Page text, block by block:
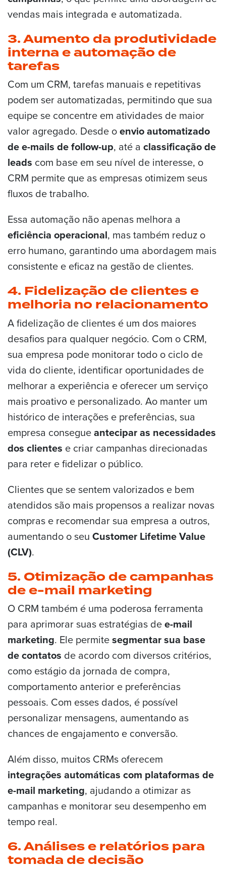
vendas mais integrada e automatizada​.
3. Aumento da produtividade
interna e automação de
tarefas
Com um CRM, tarefas manuais e repetitivas
podem ser automatizadas, permitindo que sua
equipe se concentre em atividades de maior
valor agregado. Desde oenvio automatizado
de e-mails de follow-up, até a classificação de
leads com base em seu nível de interesse, o
CRM permite que as empresas otimizem seus
fluxos de trabalho.
Essa automação não apenas melhora a
eficiência operacional, mas também reduz o
erro humano, garantindo uma abordagem mais
consistente e eficaz na gestão de clientes.
4. Fidelização de clientes e
melhoria no relacionamento
A fidelização de clientes é um dos maiores
desafios para qualquer negócio. Com o CRM,
sua empresa pode monitorar todo o ciclo de
vida do cliente, identificar oportunidades de
melhorar a experiência e oferecer um serviço
mais proativo e personalizado. Ao manter um
histórico de interações e preferências, sua
empresa consegueantecipar as necessidades
dos clientes e criar campanhas direcionadas
para reter e fidelizar o público.
Clientes que se sentem valorizados e bem
atendidos são mais propensos a realizar novas
compras e recomendar sua empresa a outros,
aumentando o seu Customer Lifetime Value
(CLV).
5. Otimização de campanhas
de e-mail marketing
O CRM também é uma poderosa ferramenta
para aprimorar suas estratégias dee-mail
marketing. Ele permitesegmentar sua base
de contatos de acordo com diversos critérios,
como estágio da jornada de compra,
comportamento anterior e preferências
pessoais. Com esses dados, é possível
personalizar mensagens, aumentando as
chances de engajamento e conversão.
Além disso, muitos CRMs oferecem
integrações automáticas com plataformas de
e-mail marketing, ajudando a otimizar as
campanhas e monitorar seu desempenho em
tempo real.
6. Análises e relatórios para
tomada de decisão